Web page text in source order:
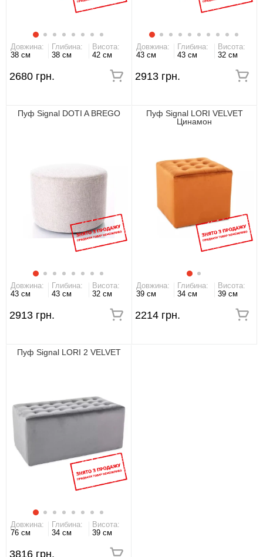
Довжина:
38 см
Глибина:
38 см
Висота:
42 см
2680 грн.
Довжина:
43 см
Глибина:
43 см
Висота:
32 см
2913 грн.
Пуф Signal DOTI A BREGO
Довжина:
43 см
Глибина:
43 см
Висота:
32 см
2913 грн.
Пуф Signal LORI VELVET
Цинамон
Довжина:
39 см
Глибина:
34 см
Висота:
39 см
2214 грн.
Пуф Signal LORI 2 VELVET
Довжина:
76 см
Глибина:
34 см
Висота:
39 см
3816 грн.